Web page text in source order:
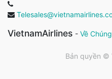
VietnamAirlines - Về
Bản quyền ©